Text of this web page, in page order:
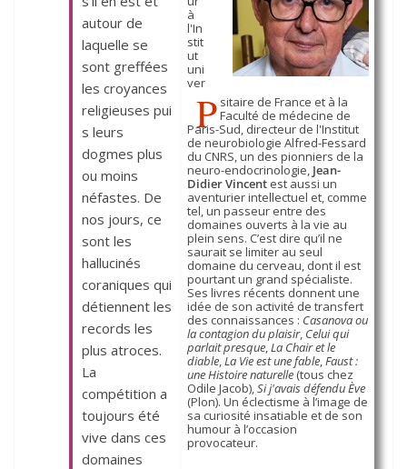
P
à
l'In
stit
ut
uni
ver
sitaire de France et à la
Faculté de médecine de
Paris-Sud, directeur de l'Institut
de neurobiologie Alfred-Fessard
du CNRS, un des pionniers de la
neuro-endocrinologie, Jean-
Didier Vincent est aussi un
aventurier intellectuel et, comme
tel, un passeur entre des
domaines ouverts à la vie au
plein sens. C’est dire qu’il ne
saurait se limiter au seul
domaine du cerveau, dont il est
pourtant un grand spécialiste.
Ses livres récents donnent une
idée de son activité de transfert
des connaissances : Casanova ou
la contagion du plaisir, Celui qui
parlait presque,La Chair et le
diable,La Vie est une fable,Faust :
une Histoire naturelle (tous chez
Odile Jacob),Si j'avais défendu Ève
(Plon). Un éclectisme à l’image de
sa curiosité insatiable et de son
humour à l’occasion
provocateur.
autour de
laquelle se
sont greffées
les croyances
religieuses pui
s leurs
dogmes plus
ou moins
néfastes. De
nos jours, ce
sont les
hallucinés
coraniques qui
détiennent les
records les
plus atroces.
La
compétition a
toujours été
vive dans ces
domaines